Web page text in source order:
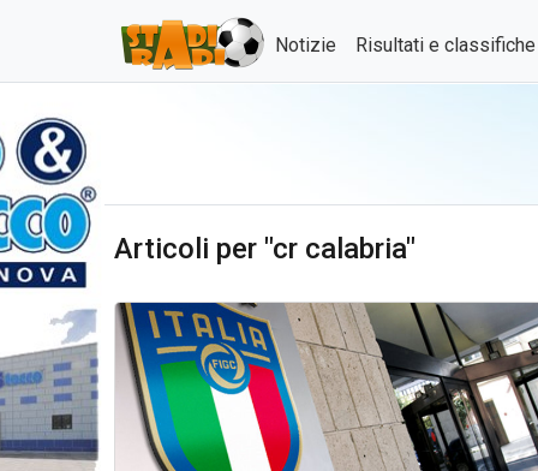
Notizie Risultati e classifiche
Articoli per "cr calabria"